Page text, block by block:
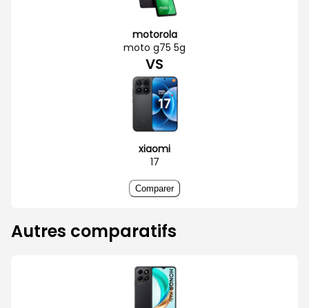
motorola
moto g75 5g
VS
xiaomi
17
Comparer
Autres comparatifs